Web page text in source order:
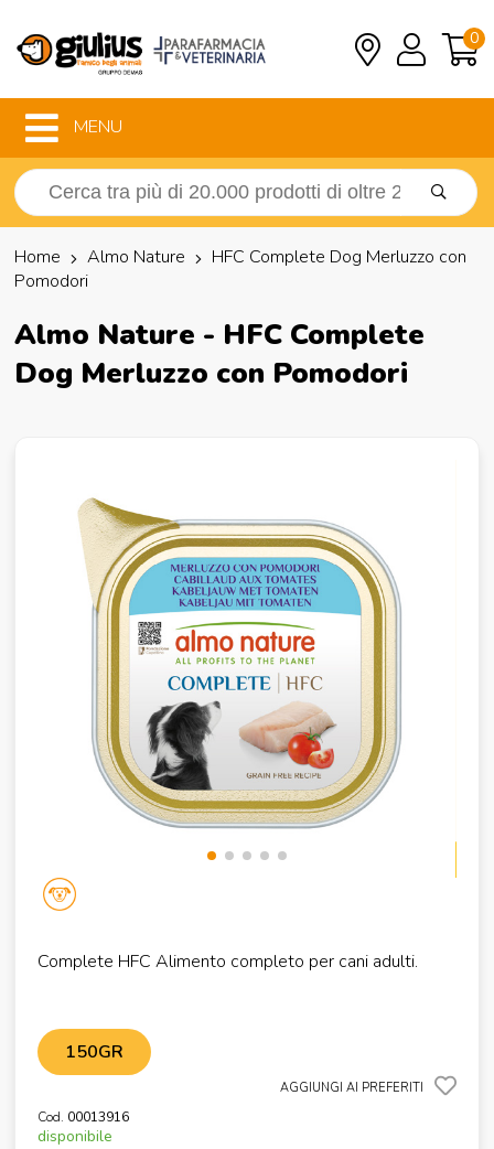
0
MENU
Home Almo Nature
HFC Complete Dog Merluzzo con
Pomodori
Almo Nature - HFC Complete
Dog Merluzzo con Pomodori
Complete HFC Alimento completo per cani adulti.
150GR
AGGIUNGI AI PREFERITI
Cod. 00013916
disponibile